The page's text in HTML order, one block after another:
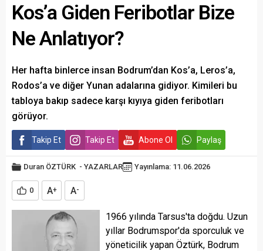
Kos’a Giden Feribotlar Bize
Ne Anlatıyor?
Her hafta binlerce insan Bodrum’dan Kos’a, Leros’a,
Rodos’a ve diğer Yunan adalarına gidiyor. Kimileri bu
tabloya bakıp sadece karşı kıyıya giden feribotları
görüyor.
Takip Et Takip Et Abone Ol Paylaş
Duran ÖZTÜRK - YAZARLAR Yayınlama: 11.06.2026
0 A+ A-
1966 yılında Tarsus'ta doğdu. Uzun
yıllar Bodrumspor'da sporculuk ve
yöneticilik yapan Öztürk, Bodrum